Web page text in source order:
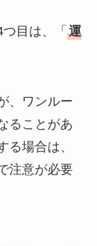
目は、「 運
、ワンルー
ることがあ
る場合は、
注意が必要